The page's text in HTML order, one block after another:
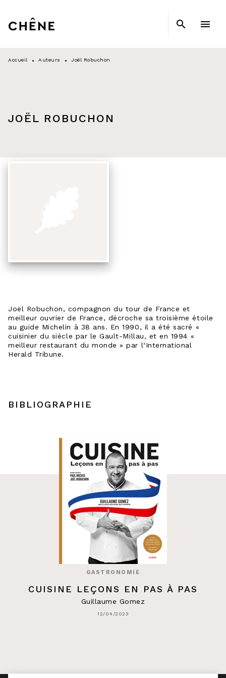
MENU
search menu
Accueil • Auteurs • Joël Robuchon
JOËL ROBUCHON
Joël Robuchon, compagnon du tour de France et
meilleur ouvrier de France, décroche sa troisième étoile
au guide Michelin à 38 ans. En 1990, il a été sacré «
cuisinier du siècle par le Gault-Millau, et en 1994 «
meilleur restaurant du monde » par l‘International
Herald Tribune.
BIBLIOGRAPHIE
GASTRONOMIE
CUISINE LEÇONS EN PAS À PAS
Guillaume Gomez
12/04/2023